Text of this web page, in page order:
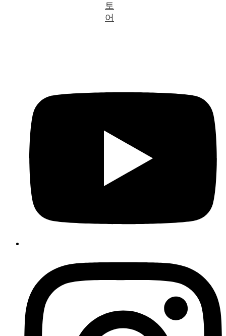
토
어